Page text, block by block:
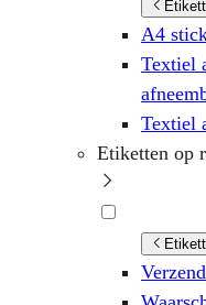
A4
Textiel
Textiel
Etiketten op